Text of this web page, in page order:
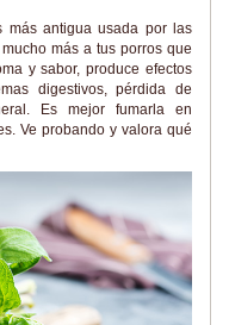
más antigua usada por las
más a tus porros que
y sabor, produce efectos
digestivos, pérdida de
Es mejor fumarla en
Ve probando y valora qué